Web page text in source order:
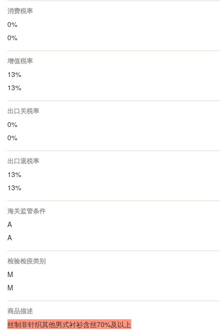
消费税率
0%
0%
增值税率
13%
13%
出口关税率
0%
0%
出口退税率
13%
13%
海关监管条件
A
A
检验检疫类别
M
M
商品描述
丝制非针织其他男式衬衫含丝70%及以上